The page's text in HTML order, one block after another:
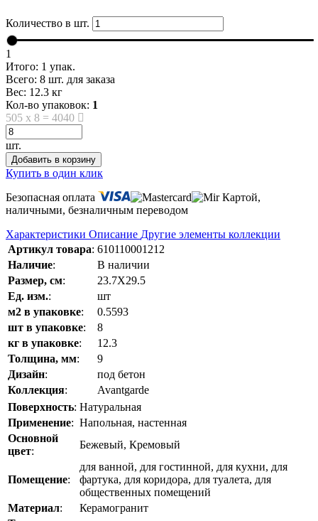
Количество в шт.
1
Итого: 1 упак.
Всего: 8 шт. для заказа
Вес: 12.3 кг
Кол-во упаковок: 1
505 x 8 = 4040
шт.
Добавить в корзину
Купить в один клик
Безопасная оплата
Картой,
наличными, безналичным переводом
Характеристики Описание Другие элементы коллекции
Артикул товара: 610110001212
Наличие:
В наличии
Размер, см:
23.7Х29.5
Ед. изм.:
шт
м2 в упаковке:
0.5593
шт в упаковке:
8
кг в упаковке:
12.3
Толщина, мм:
9
Дизайн:
под бетон
Коллекция:
Avantgarde
Поверхность: Натуральная
Применение: Напольная, настенная
Основной
цвет:
Бежевый, Кремовый
Помещение:
для ванной, для гостинной, для кухни, для
фартука, для коридора, для туалета, для
общественных помещений
Материал:
Керамогранит